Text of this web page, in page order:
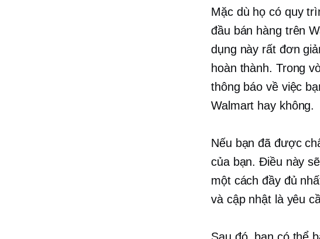
Mặc dù họ có quy
đầu bán hàng trên
dụng này rất đơn
hoàn thành. Trong
thông báo về việc
Walmart hay không.
Nếu bạn đã được
của bạn. Điều này
một cách đầy đủ
và cập nhật là yêu